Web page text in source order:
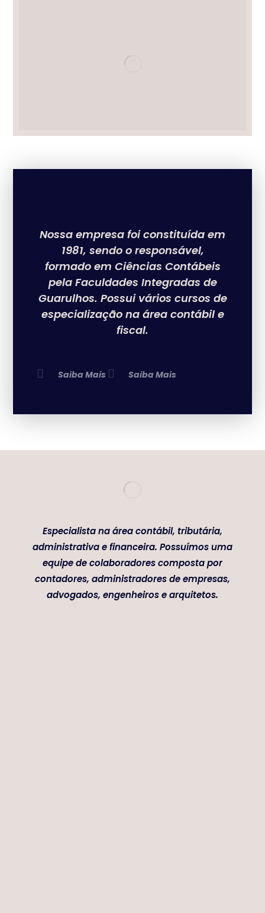
Nossa empresa foi constituída em
1981, sendo o responsável,
formado em Ciências Contábeis
pela Faculdades Integradas de
Guarulhos. Possui vários cursos de
especialização na área contábil e
fiscal.
Saiba Mais Saiba Mais
Especialista na área contábil, tributária,
administrativa e financeira. Possuímos uma
equipe de colaboradores composta por
contadores, administradores de empresas,
advogados, engenheiros e arquitetos.